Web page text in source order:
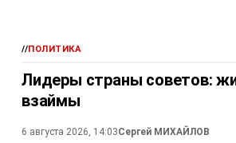
//ПОЛИТИКА
Лидеры страны советов:
взаймы
6 августа 2026, 14:03Сергей МИХАЙЛОВ